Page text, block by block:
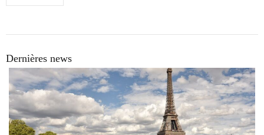
Dernières news